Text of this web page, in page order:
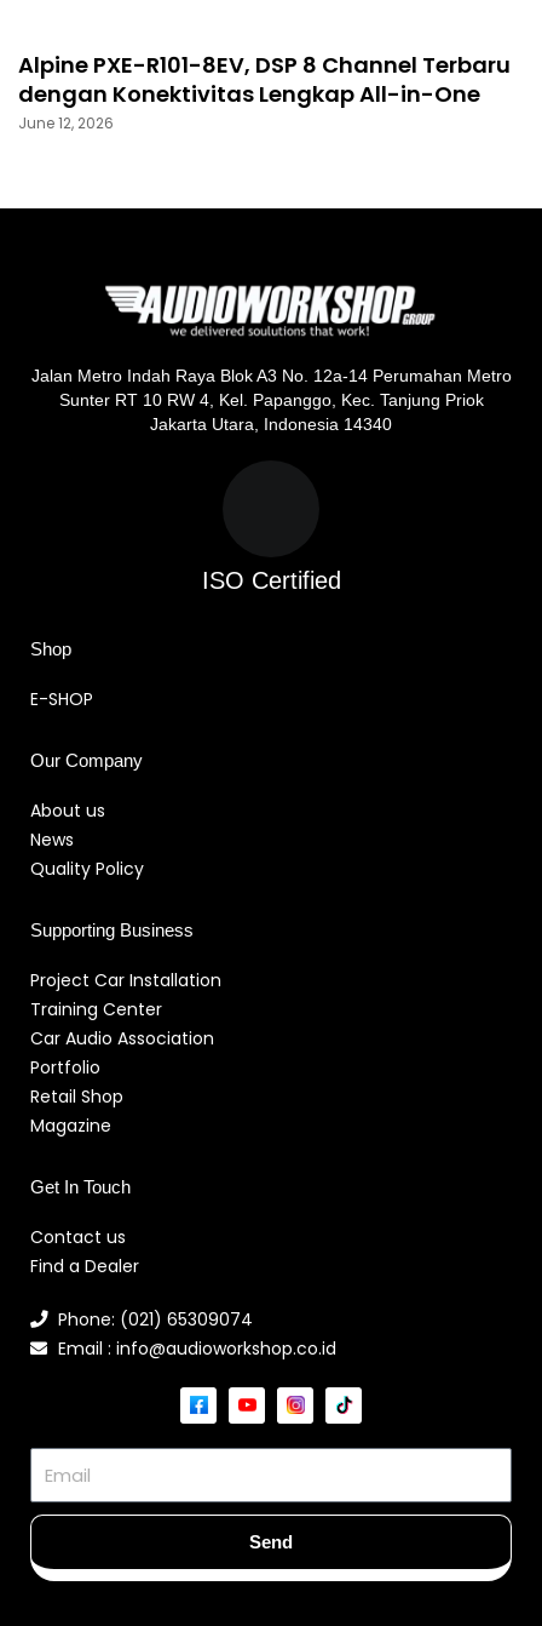
Alpine PXE-R101-8EV, DSP 8 Channel Terbaru
dengan Konektivitas Lengkap All-in-One
June 12, 2026
Jalan Metro Indah Raya Blok A3 No. 12a-14 Perumahan Metro
Sunter RT 10 RW 4, Kel. Papanggo, Kec. Tanjung Priok
Jakarta Utara, Indonesia 14340
ISO Certified
Shop
E-SHOP
Our Company
About us
News
Quality Policy
Supporting Business
Project Car Installation
Training Center
Car Audio Association
Portfolio
Retail Shop
Magazine
Get In Touch
Contact us
Find a Dealer
Phone: (021) 65309074
Email : info@audioworkshop.co.id
Send